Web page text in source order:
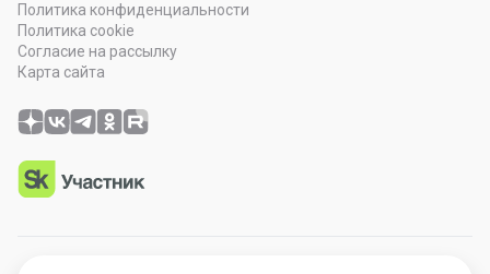
Политика конфиденциальности
Политика cookie
Согласие на рассылку
Карта сайта